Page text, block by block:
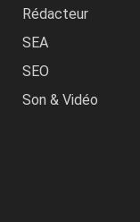
Rédacteur
SEA
SEO
Son & Vidéo